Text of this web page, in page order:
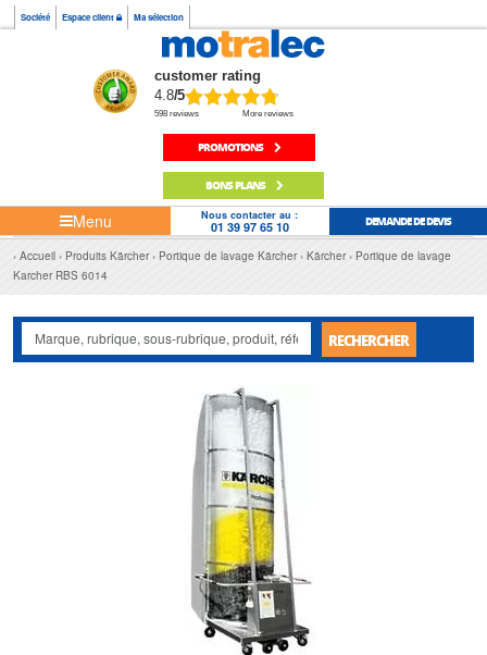
Société Espace client Ma sélection
customer rating
4.8/5
598 reviews More reviews
PROMOTIONS
BONS PLANS
Menu Nous contacter au :
01 39 97 65 10 DEMANDE DE DEVIS
Accueil Produits Kärcher Portique de lavage Kärcher Kärcher
Portique de lavage
Karcher RBS 6014
RECHERCHER